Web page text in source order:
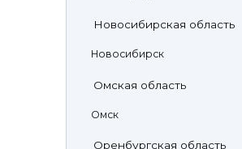
Новосибирская область
Новосибирск
Омская область
Омск
Оренбургская область